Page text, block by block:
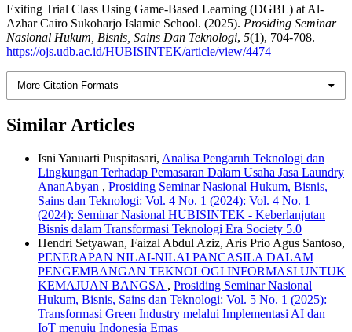
Exiting Trial Class Using Game-Based Learning (DGBL) at Al-
Azhar Cairo Sukoharjo Islamic School. (2025). Prosiding Seminar
Nasional Hukum, Bisnis, Sains Dan Teknologi, 5(1), 704-708.
https://ojs.udb.ac.id/HUBISINTEK/article/view/4474
More Citation Formats
Similar Articles
Isni Yanuarti Puspitasari, Analisa Pengaruh Teknologi dan
Lingkungan Terhadap Pemasaran Dalam Usaha Jasa Laundry
AnanAbyan , Prosiding Seminar Nasional Hukum, Bisnis,
Sains dan Teknologi: Vol. 4 No. 1 (2024): Vol. 4 No. 1
(2024): Seminar Nasional HUBISINTEK - Keberlanjutan
Bisnis dalam Transformasi Teknologi Era Society 5.0
Hendri Setyawan, Faizal Abdul Aziz, Aris Prio Agus Santoso,
PENERAPAN NILAI-NILAI PANCASILA DALAM
PENGEMBANGAN TEKNOLOGI INFORMASI UNTUK
KEMAJUAN BANGSA , Prosiding Seminar Nasional
Hukum, Bisnis, Sains dan Teknologi: Vol. 5 No. 1 (2025):
Transformasi Green Industry melalui Implementasi AI dan
IoT menuju Indonesia Emas